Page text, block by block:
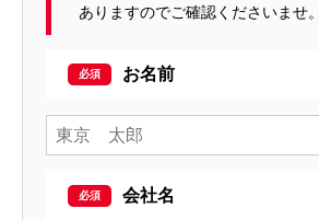
ありますのでご確認くださいませ。
お名前
会社名